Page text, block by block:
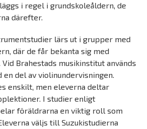
i regel i grundskoleåldern, de
därefter.
lärs ut i grupper med
där de får bekanta sig med
Brahestads musikinstitut används
en del av violinundervisningen.
enskilt, men eleverna deltar
I studier enligt
föräldrarna en viktig roll som
väljs till Suzukistudierna